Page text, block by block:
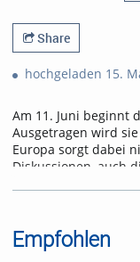
Share
hochgeladen 15.
Am 11. Juni beginnt
Ausgetragen wird
Europa sorgt dabei
Diskussionen, auch
Gesprächsstoff.
Sommermärchen
Die WM 2026 steht
Fußballbegeisterung
Empfohlen